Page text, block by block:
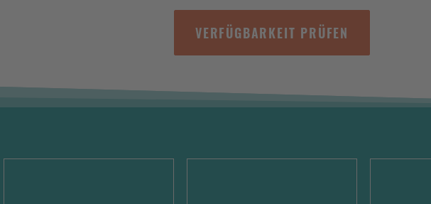
VERFÜGBARKEIT PRÜFEN